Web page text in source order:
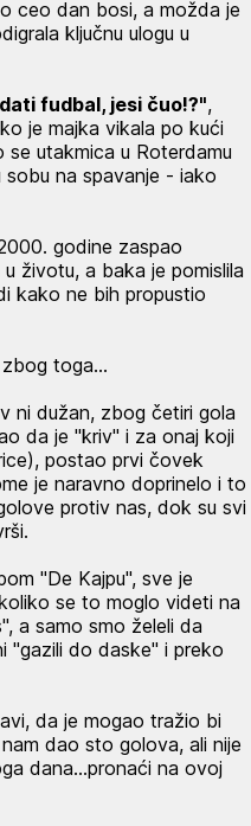
ceo dan bosi, a možda je
ključnu ulogu u
fudbal, jesi čuo!?",
je majka vikala po kući
utakmica u Roterdamu
sobu na spavanje - iako
godine zaspao
životu, a baka je pomislila
kako ne bih propustio
zbog toga…
ni dužan, zbog četiri gola
da je "kriv" i za onaj koji
postao prvi čovek
je naravno doprinelo i to
protiv nas, dok su svi
"De Kajpu", sve je
se to moglo videti na
a samo smo želeli da
"gazili do daske" i preko
da je mogao tražio bi
dao sto golova, ali nije
dana…pronaći na ovoj